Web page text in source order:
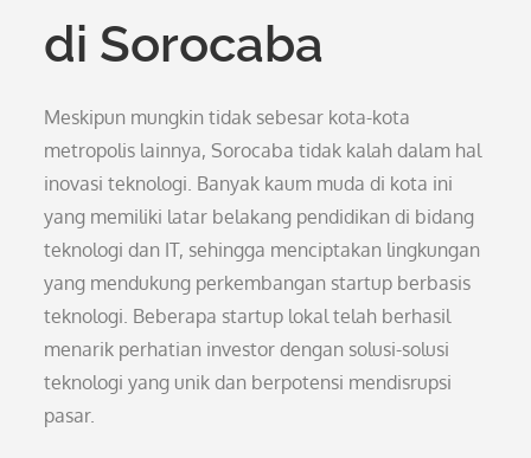
di Sorocaba
Meskipun mungkin tidak sebesar kota-kota
metropolis lainnya, Sorocaba tidak kalah dalam hal
inovasi teknologi. Banyak kaum muda di kota ini
yang memiliki latar belakang pendidikan di bidang
teknologi dan IT, sehingga menciptakan lingkungan
yang mendukung perkembangan startup berbasis
teknologi. Beberapa startup lokal telah berhasil
menarik perhatian investor dengan solusi-solusi
teknologi yang unik dan berpotensi mendisrupsi
pasar.